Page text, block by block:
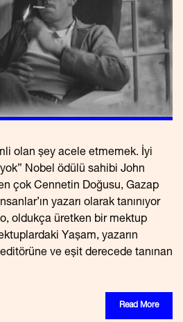
olan şey acele etmemek. İyi
Nobel ödülü sahibi John
çok Cennetin Doğusu, Gazap
yazarı olarak tanınıyor
oldukça üretken bir mektup
Yaşam, yazarın
ve eşit derecede tanınan
Read More